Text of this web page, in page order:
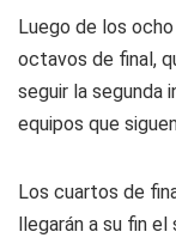
Luego de los
octavos de final,
seguir la segunda
equipos que
Los cuartos de
llegarán a su fin el